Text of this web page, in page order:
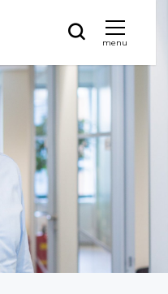
menu